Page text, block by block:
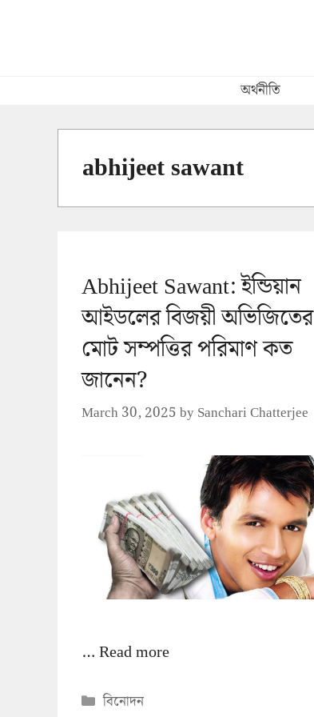
অর্থনীতি
abhijeet sawant
Abhijeet Sawant: ইন্ডিয়ান
আইডলের বিজয়ী অভিজিতের
মোট সম্পত্তির পরিমাণ কত
জানেন?
March 30, 2025bySanchari Chatterjee
…Read more
Categories
বিনোদন